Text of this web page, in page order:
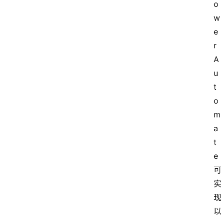
o
w
e
r
A
u
t
o
m
a
t
e
可
实
现
以